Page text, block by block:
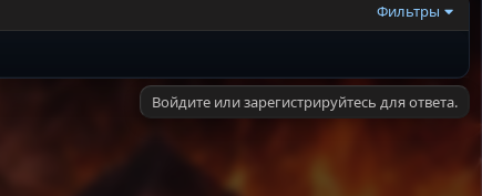
Фильтры
Войдите или зарегистрируйтесь для ответа.